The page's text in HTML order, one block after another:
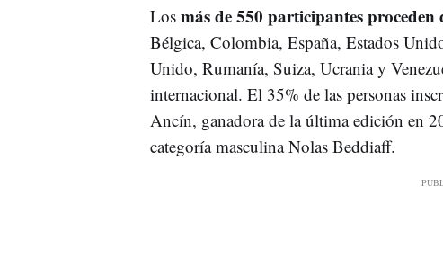
Los más de 550 participantes proceden
Bélgica, Colombia, España, Estados
Unido, Rumanía, Suiza, Ucrania y
internacional. El 35% de las personas
Ancín, ganadora de la última edición en
categoría masculina Nolas Beddiaff.